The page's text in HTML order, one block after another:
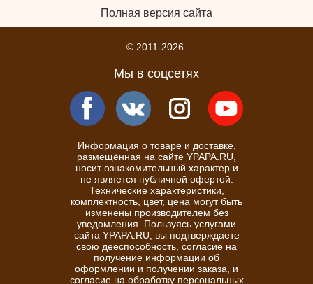
Полная версия сайта
© 2011-2026
Мы в соцсетях
Информация о товаре и доставке,
размещённая на сайте YPAPA.RU,
носит ознакомительный характер и
не является публичной офертой.
Технические характеристики,
комплектность, цвет, цена могут быть
изменены производителем без
уведомления. Пользуясь услугами
сайта YPAPA.RU, вы подтверждаете
свою дееспособность, согласие на
получение информации об
оформлении и получении заказа, и
согласие на обработку персональных